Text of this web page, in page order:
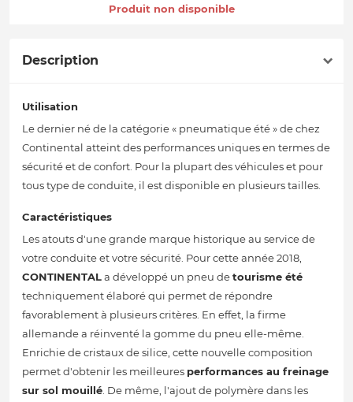
Produit non disponible
Description
Utilisation
Le dernier né de la catégorie « pneumatique été » de chez
Continental atteint des performances uniques en termes de
sécurité et de confort. Pour la plupart des véhicules et pour
tous type de conduite, il est disponible en plusieurs tailles.
Caractéristiques
Les atouts d'une grande marque historique au service de
votre conduite et votre sécurité. Pour cette année 2018,
CONTINENTALa développé un pneu detourisme été
techniquement élaboré qui permet de répondre
favorablement à plusieurs critères. En effet, la firme
allemande a réinventé la gomme du pneu elle-même.
Enrichie de cristaux de silice, cette nouvelle composition
permet d'obtenir les meilleures performances au freinage
sur sol mouillé. De même, l'ajout de polymère dans les